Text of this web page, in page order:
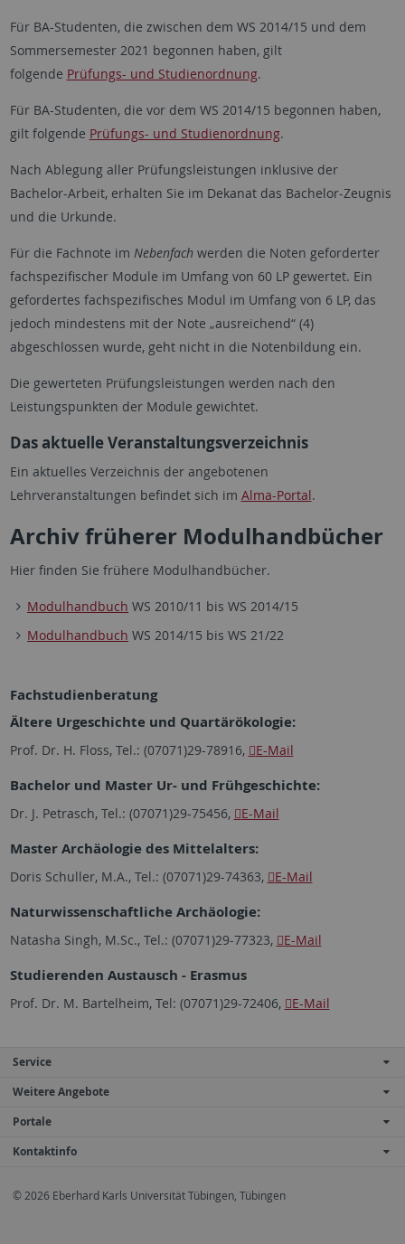
Für BA-Studenten, die zwischen dem WS 2014/15 und dem
Sommersemester 2021 begonnen haben, gilt
folgende Prüfungs- und Studienordnung.
Für BA-Studenten, die vor dem WS 2014/15 begonnen haben,
gilt folgende Prüfungs- und Studienordnung.
Nach Ablegung aller Prüfungsleistungen inklusive der
Bachelor-Arbeit, erhalten Sie im Dekanat das Bachelor-Zeugnis
und die Urkunde.
Für die Fachnote im Nebenfach werden die Noten geforderter
fachspezifischer Module im Umfang von 60 LP gewertet. Ein
gefordertes fachspezifisches Modul im Umfang von 6 LP, das
jedoch mindestens mit der Note „ausreichend“ (4)
abgeschlossen wurde, geht nicht in die Notenbildung ein.
Die gewerteten Prüfungsleistungen werden nach den
Leistungspunkten der Module gewichtet.
Das aktuelle Veranstaltungsverzeichnis
Ein aktuelles Verzeichnis der angebotenen
Lehrveranstaltungen befindet sich im Alma-Portal.
Archiv früherer Modulhandbücher
Hier finden Sie frühere Modulhandbücher.
Modulhandbuch WS 2010/11 bis WS 2014/15
Modulhandbuch WS 2014/15 bis WS 21/22
Fachstudienberatung
Ältere Urgeschichte und Quartärökologie:
Prof. Dr. H. Floss, Tel.: (07071)29-78916, E-Mail
Bachelor und Master Ur- und Frühgeschichte:
Dr. J. Petrasch, Tel.: (07071)29-75456, E-Mail
Master Archäologie des Mittelalters:
Doris Schuller, M.A., Tel.: (07071)29-74363, E-Mail
Naturwissenschaftliche Archäologie:
Natasha Singh, M.Sc., Tel.: (07071)29-77323, E-Mail
Studierenden Austausch - Erasmus
Prof. Dr. M. Bartelheim, Tel: (07071)29-72406, E-Mail
Service
Weitere Angebote
Portale
Kontaktinfo
© 2026 Eberhard Karls Universität Tübingen, Tübingen